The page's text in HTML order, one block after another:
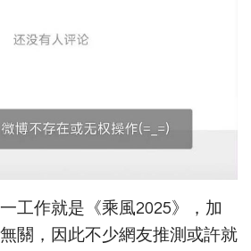
工作就是《乘風2025》，加
關，因此不少網友推測或許就